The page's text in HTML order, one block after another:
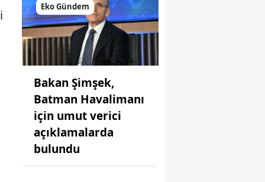
Eko Gündem
Bakan Şimşek,
Batman Havalimanı
için umut verici
açıklamalarda
bulundu